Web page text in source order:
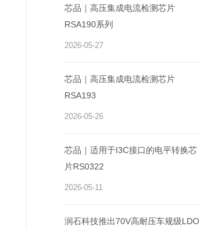
芯品｜高压集成电流检测芯片
RSA190系列
2026-05-27
芯品｜高压集成电流检测芯片
RSA193
2026-05-26
芯品｜适用于I3C接口的电平转换芯
片RS0322
2026-05-11
润石科技推出70V高耐压车规级LDO